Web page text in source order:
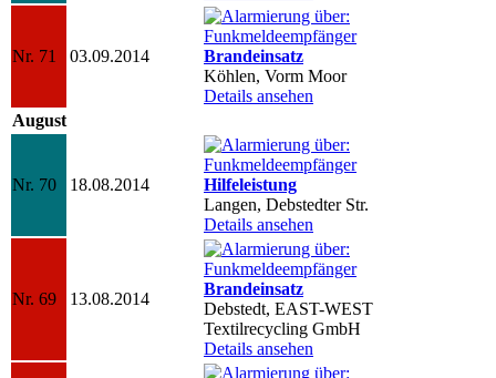
Nr. 71 03.09.2014
Brandeinsatz
Köhlen, Vorm Moor
Details ansehen
August
Nr. 70 18.08.2014
Hilfeleistung
Langen, Debstedter Str.
Details ansehen
Nr. 69 13.08.2014
Brandeinsatz
Debstedt, EAST-WEST
Textilrecycling GmbH
Details ansehen